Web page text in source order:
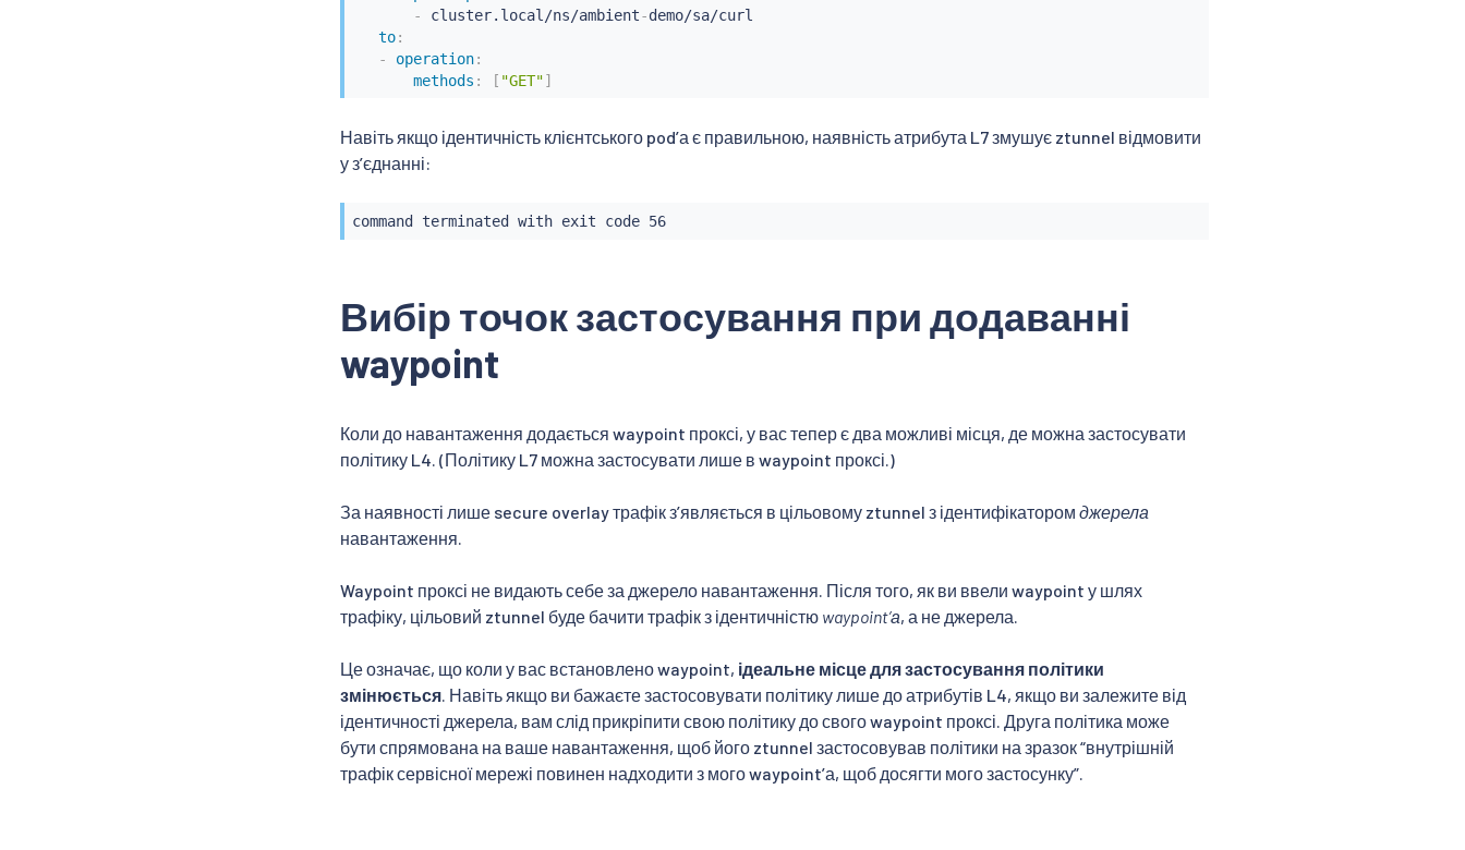
-
cluster.local/ns/ambient-demo/sa/curl
to:
-
operation:
methods : [ "GET"]
Навіть якщо ідентичність клієнтського podʼа є правильною, наявність атрибута L7 змушує ztunnel відмовити
у зʼєднанні:
command terminated with exit code 56
Вибір точок застосування при додаванні
waypoint
Коли до навантаження додається waypoint проксі, у вас тепер є два можливі місця, де можна застосувати
політику L4. (Політику L7 можна застосувати лише в waypoint проксі.)
За наявності лише secure overlay трафік з’являється в цільовому ztunnel з ідентифікатором джерела
навантаження.
Waypoint проксі не видають себе за джерело навантаження. Після того, як ви ввели waypoint у шлях
трафіку, цільовий ztunnel буде бачити трафік з ідентичністю waypoint’а, а не джерела.
Це означає, що коли у вас встановлено waypoint, ідеальне місце для застосування політики
змінюється. Навіть якщо ви бажаєте застосовувати політику лише до атрибутів L4, якщо ви залежите від
ідентичності джерела, вам слід прикріпити свою політику до свого waypoint проксі. Друга політика може
бути спрямована на ваше навантаження, щоб його ztunnel застосовував політики на зразок “внутрішній
трафік сервісної мережі повинен надходити з мого waypoint’а, щоб досягти мого застосунку”.